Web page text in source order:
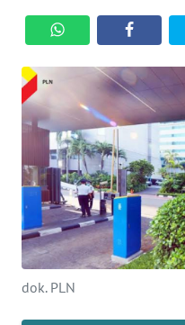
dok. PLN
SERBA-
SERBI
OPINI
Informasi
INDEKS
BERITA
KONTAK
KAMI